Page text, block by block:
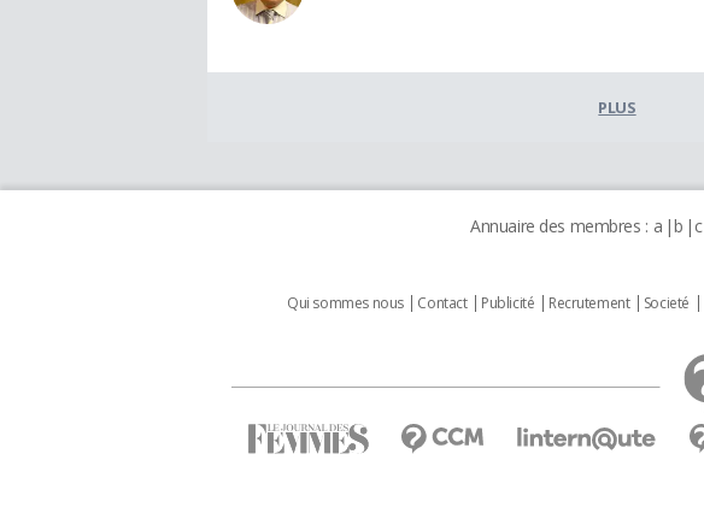
PLUS
Annuaire des membres : a b c
Qui sommes nous Contact Publicité Recrutement Societé